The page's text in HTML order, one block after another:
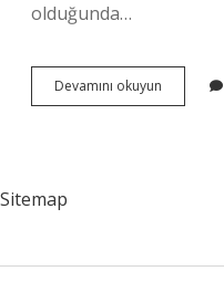
olduğunda…
Devamını okuyun Seftaliden
Soguk
Sitemap